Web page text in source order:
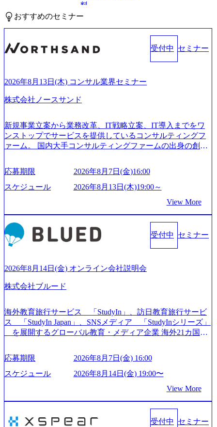
料
おすすめのセミナー
受付中 セミナー
2026年8月13日(木) コンサル業界セミナー
株式会社ノースサンド
新規事業立案から業務改革、IT戦略立案、IT導入までをワ
ンストップでサービスを提供しているコンサルティングフ
ァーム。 国内大手コンサルティングファームの出身の創業
もっと自由に誠実に提案できる会社をつくりたい」「胸を
張って会社が好きだと言えるような家族的な組織をつくり
たい」という想いで会社を設立 PwC・アクセンチュアとい
社出身者など、様々な経歴の社員が活躍しており、働きや
すく魅力的な環境が整っているため、定着率が高いことか
ら「働きがいのある会社」に4年連続ベストカンパニーに選
出されている。 残業時間は平均30時間程度 事業/IT戦略立案
や各種プロジェクトマネジメント、最先端テクノロジーの
をデザインする」というビジョンを掲げ、クライアント目
いることは何かを追究し、本当に価値のある成果を提供し
の736名（2024年1月）に到達。上場を目指し、さらに採用
のスピードを上げている。 人にフォーカスをして急成長す
る唯一無二のコンサルティングファーム【株式会社ノース
サンド 執行役員新山氏、庄司氏インタビュー】 (https://my-vi
2015年に設立され、前年比205%の売上成長を遂げるなど、
急速な成長を遂げている。 ​ 新規事業立案から業務改革、IT
戦略立案、IT導入までをワンストップで提供するコンサル
ティングファームである。 ​- 2025年1月時点で従業員数1,209
名を擁し、事業拡大を続けている。 「人」にフォーカスを
当てたコンサルティング会社として、社員の人間力を強み
としたサービスを提供している。 ​- - 2018年から6年連続で
応募期限
2026年8月7日(金)16:00
スケジュール
2026年8月13日(木)19:00～
View More
受付中 セミナー
2026年8月14日(金) オンライン会社説明会
株式会社ブルード
海外教育旅行サービス 「StudyIn」、訪日教育旅行サービ
ス 「StudyIn Japan」、SNSメディア 「StudyInシリーズ」
を展開するグローバル教育・メディア企業 海外21カ国と
育支援サービスを提供している 動画メディア事業を基盤と
して、留学支援・訪日教育旅行・SNSマーケティング事業
を展開している Mission:より多くの人に、グローバルという
ラになる Value： INTEGRITY誠実であろう 素直に心を開い
て伝える、自責かつ利他の精神で動く、謙虚な姿勢でウソ
る、失敗を恐れずにふみだす、執着心をもって没頭する O
応募期限
2026年8月7日(金) 16:00
スケジュール
2026年8月14日(金) 19:00〜
View More
受付中 セミナー